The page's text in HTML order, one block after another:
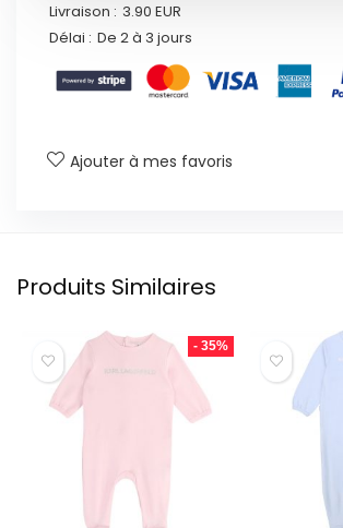
Livraison : 3.90 EUR
Délai : De 2 à 3 jours
Ajouter à mes favoris
Produits Similaires
- 35%